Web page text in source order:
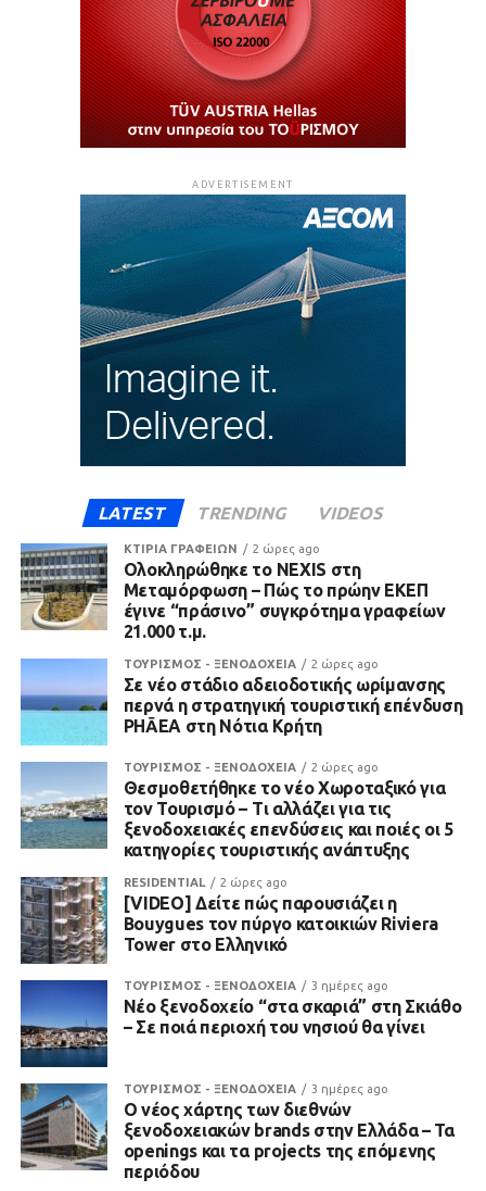
ADVERTISEMENT
LATEST TRENDING VIDEOS
ΚΤΙΡΙΑ ΓΡΑΦΕΙΩΝ 2 ώρες ago
Ολοκληρώθηκε το NEXIS στη
Μεταμόρφωση – Πώς το πρώην ΕΚΕΠ
έγινε “πράσινο” συγκρότημα γραφείων
21.000 τ.μ.
ΤΟΥΡΙΣΜΟΣ - ΞΕΝΟΔΟΧΕΙΑ 2 ώρες ago
Σε νέο στάδιο αδειοδοτικής ωρίμανσης
περνά η στρατηγική τουριστική επένδυση
PHĀEA στη Νότια Κρήτη
ΤΟΥΡΙΣΜΟΣ - ΞΕΝΟΔΟΧΕΙΑ 2 ώρες ago
Θεσμοθετήθηκε το νέο Χωροταξικό για
τον Τουρισμό – Τι αλλάζει για τις
ξενοδοχειακές επενδύσεις και ποιές οι 5
κατηγορίες τουριστικής ανάπτυξης
RESIDENTIAL 2 ώρες ago
[VIDEO] Δείτε πώς παρουσιάζει η
Bouygues τον πύργο κατοικιών Riviera
Tower στο Ελληνικό
ΤΟΥΡΙΣΜΟΣ - ΞΕΝΟΔΟΧΕΙΑ 3 ημέρες ago
Νέο ξενοδοχείο “στα σκαριά” στη Σκιάθο
– Σε ποιά περιοχή του νησιού θα γίνει
ΤΟΥΡΙΣΜΟΣ - ΞΕΝΟΔΟΧΕΙΑ 3 ημέρες ago
Ο νέος χάρτης των διεθνών
ξενοδοχειακών brands στην Ελλάδα – Τα
openings και τα projects της επόμενης
περιόδου